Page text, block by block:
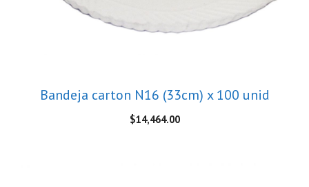
Bandeja carton N16 (33cm) x 100 unid
$14,464.00